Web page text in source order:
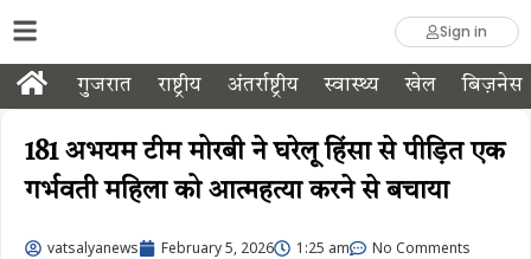
Sign in
गुजरात राष्ट्रीय अंतर्राष्ट्रीय स्वास्थ्य खेल बिज़नेस
181 अभयम टीम मोरबी ने घरेलू हिंसा से पीड़ित एक
गर्भवती महिला को आत्महत्या करने से बचाया
vatsalyanews February 5, 2026 1:25 am No Comments